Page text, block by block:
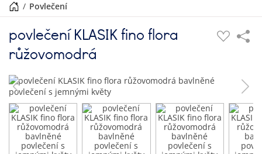
/ povlečení
povlečení KLASIK fino flora
růžovomodrá